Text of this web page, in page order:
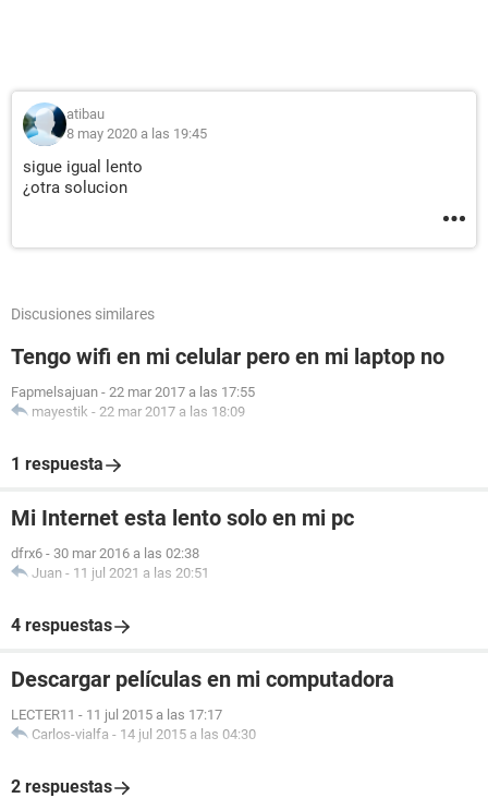
atibau
8 may 2020 a las 19:45
sigue igual lento
¿otra solucion
Discusiones similares
Tengo wifi en mi celular pero en mi laptop no
Fapmelsajuan - 22 mar 2017 a las 17:55
mayestik - 22 mar 2017 a las 18:09
1 respuesta
Mi Internet esta lento solo en mi pc
dfrx6 - 30 mar 2016 a las 02:38
Juan - 11 jul 2021 a las 20:51
4 respuestas
Descargar películas en mi computadora
LECTER11 - 11 jul 2015 a las 17:17
Carlos-vialfa - 14 jul 2015 a las 04:30
2 respuestas